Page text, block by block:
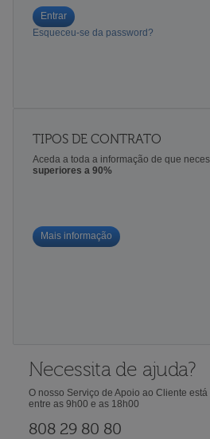
Entrar
Esqueceu-se da password?
TIPOS DE CONTRATO
Aceda a toda a informação de que
superiores a 90%
Mais informação
Necessita de ajuda?
O nosso Serviço de Apoio ao Cliente
entre as 9h00 e as 18h00
808 29 80 80